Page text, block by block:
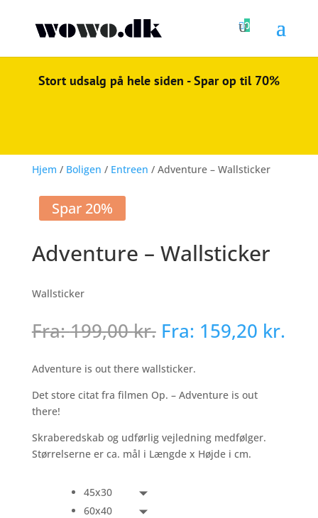
0
Stort udsalg på hele siden - Spar op til 70%
Hjem / Boligen / Entreen / Adventure – Wallsticker
Spar 20%
Adventure – Wallsticker
Wallsticker
Fra:199,00kr. Fra: 159,20 kr.
Adventure is out there wallsticker.
Det store citat fra filmen Op. – Adventure is out
there!
Skraberedskab og udførlig vejledning medfølger.
Størrelserne er ca. mål i Længde x Højde i cm.
45x30
60x40